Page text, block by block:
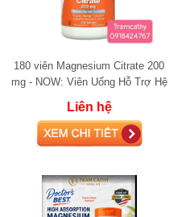
180 viên Magnesium Citrate 200
mg - NOW: Viên Uống Hỗ Trợ Hệ
Thần Kinh và Sản Xuất Năng
Lượng Hiệu
Liên hệ